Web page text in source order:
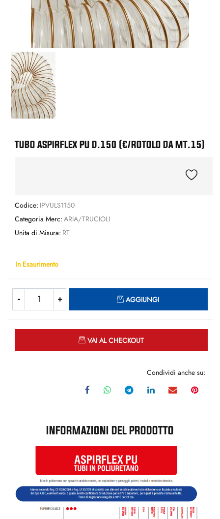
TUBO ASPIRFLEX PU D.150 (€/ROTOLO DA MT.15)
Codice: IPVULS1150
Categoria Merc: ARIA/TRUCIOLI
Unita di Misura: RT
In Esaurimento
AGGIUNGI
VAI AL CHECKOUT
Condividi anche su:
INFORMAZIONI DEL PRODOTTO